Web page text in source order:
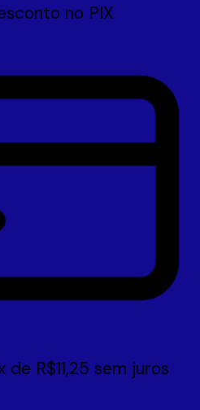
no PIX
de R$11,25 sem juros